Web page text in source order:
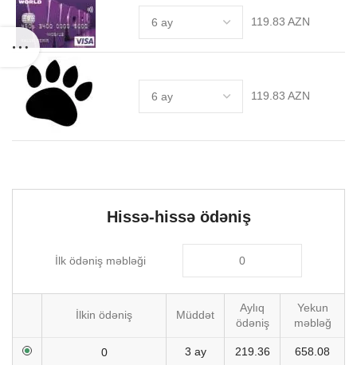
119.83 AZN
119.83 AZN
Hissə-hissə ödəniş
İlk ödəniş məbləği
İlkin ödəniş Müddət
Aylıq
ödəniş
Yekun
məbləğ
3 ay 219.36 658.08